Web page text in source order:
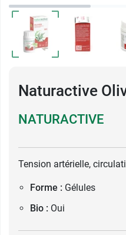
Naturactive
NATURACTIVE
Tension artérielle,
Forme : Gélules
Bio : Oui